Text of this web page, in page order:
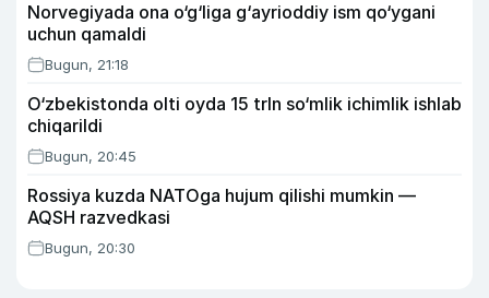
Norvegiyada ona o‘g‘liga g‘ayrioddiy ism qo‘ygani
uchun qamaldi
Bugun, 21:18
O‘zbekistonda olti oyda 15 trln so‘mlik ichimlik ishlab
chiqarildi
Bugun, 20:45
Rossiya kuzda NATOga hujum qilishi mumkin —
AQSH razvedkasi
Bugun, 20:30